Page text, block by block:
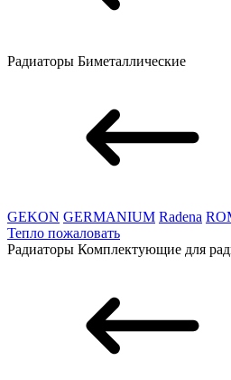
Радиаторы Биметаллические
GEKON GERMANIUM Radena
Тепло пожаловать
Радиаторы Комплектующие для